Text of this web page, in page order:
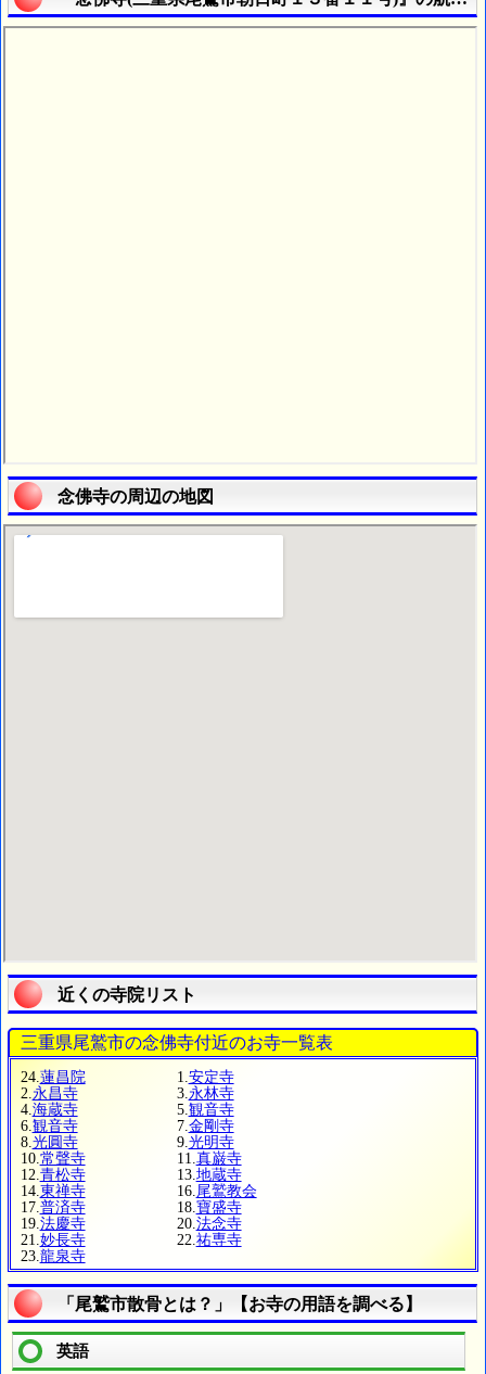
念佛寺の周辺の地図
近くの寺院リスト
三重県尾鷲市の念佛寺付近のお寺一覧表
24. 蓮昌院 1. 安定寺
2. 永昌寺 3. 永林寺
4. 海蔵寺 5. 観音寺
6. 観音寺 7. 金剛寺
8. 光圓寺 9. 光明寺
10. 常聲寺 11. 真巌寺
12. 青松寺 13. 地蔵寺
14. 東禅寺 16. 尾鷲教会
17. 普済寺 18. 寶盛寺
19. 法慶寺 20. 法念寺
21. 妙長寺 22. 祐専寺
23. 龍泉寺
「尾鷲市散骨とは？」【お寺の用語を調べる】
英語